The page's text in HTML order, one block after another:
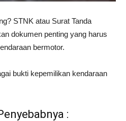
STNK atau Surat Tanda
dokumen penting yang harus
bermotor.
bukti kepemilikan kendaraan
: